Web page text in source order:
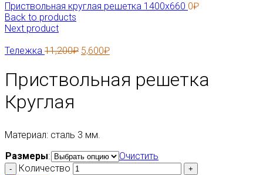
Приствольная круглая решетка 1400х660 0₽
Back to products
Next product
Тележка 11,200₽ 5,600₽
Приствольная решетка
Круглая
Материал: сталь 3 мм.
Размеры:
Очистить
Количество